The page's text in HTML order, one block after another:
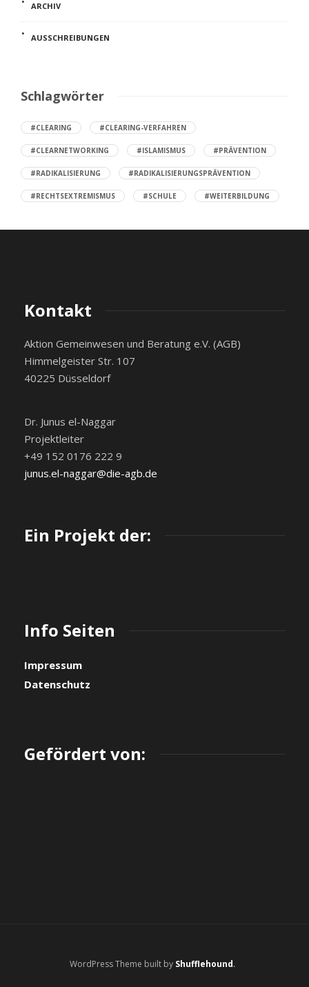
ARCHIV
AUSSCHREIBUNGEN
Schlagwörter
#CLEARING #CLEARING-VERFAHREN
#CLEARNETWORKING #ISLAMISMUS #PRÄVENTION
#RADIKALISIERUNG #RADIKALISIERUNGSPRÄVENTION
#RECHTSEXTREMISMUS #SCHULE #WEITERBILDUNG
Kontakt
Aktion Gemeinwesen und Beratung e.V. (AGB)
Himmelgeister Str. 107
40225 Düsseldorf
Dr. Junus el-Naggar
Projektleiter
+49 152 0176 222 9
junus.el-naggar@die-agb.de
Ein Projekt der:
Info Seiten
Impressum
Datenschutz
Gefördert von:
WordPress Theme built by Shufflehound.